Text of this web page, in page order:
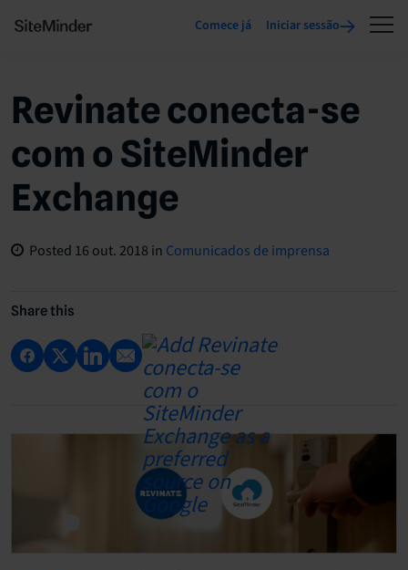
Comece já Iniciar sessão
Revinate conecta-se
com o SiteMinder
Exchange
Posted 16 out. 2018 in Comunicados de imprensa
Share this